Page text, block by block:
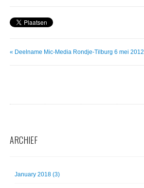
« Deelname Mic-Media Rondje-Tilburg 6 mei 2012
ARCHIEF
January 2018 (3)